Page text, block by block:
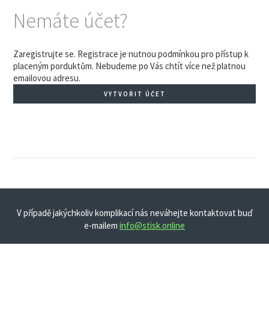
Nemáte účet?
Zaregistrujte se. Registrace je nutnou podmínkou pro přístup k
placeným porduktům. Nebudeme po Vás chtít více než platnou
emailovou adresu.
VYTVOŘIT ÚČET
V případě jakýchkoliv komplikací nás neváhejte kontaktovat buď
e-mailem info@stisk.online